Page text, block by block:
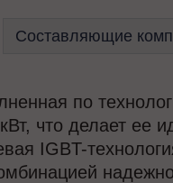
Составляющие
по
что делает ее
IGBT-